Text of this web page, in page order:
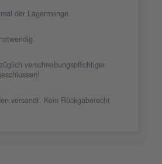
der Lagermenge.
verschreibungspflichtiger
versandt. Kein Rückgaberecht